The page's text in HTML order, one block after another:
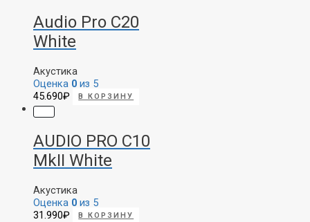
Для конференций
Аксессуары
Audio Pro C20
White
Акустика
Оценка 0 из 5
45.690₽ В КОРЗИНУ
AUDIO PRO C10
MkII White
Акустика
Оценка 0 из 5
31.990₽ В КОРЗИНУ